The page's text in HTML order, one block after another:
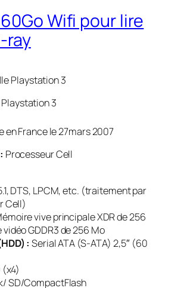
Wifi pour lire
ray
3
en France le 27mars 2007
Processeur Cell
DTS, LPCM, etc. (traitement par
Cell)
vive principale XDR de 256
GDDR3 de 256 Mo
: Serial ATA (S-ATA) 2,5″ (60
(x4)
SD/CompactFlash